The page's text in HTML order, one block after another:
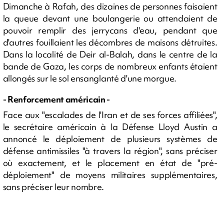
Dimanche à Rafah, des dizaines de personnes faisaient
la queue devant une boulangerie ou attendaient de
pouvoir remplir des jerrycans d'eau, pendant que
d'autres fouillaient les décombres de maisons détruites.
Dans la localité de Deir al-Balah, dans le centre de la
bande de Gaza, les corps de nombreux enfants étaient
allongés sur le sol ensanglanté d'une morgue.
- Renforcement américain -
Face aux "escalades de l'Iran et de ses forces affiliées",
le secrétaire américain à la Défense Lloyd Austin a
annoncé le déploiement de plusieurs systèmes de
défense antimissiles "à travers la région", sans préciser
où exactement, et le placement en état de "pré-
déploiement" de moyens militaires supplémentaires,
sans préciser leur nombre.